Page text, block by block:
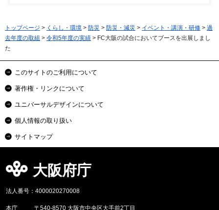
トップページ > くらし・環境 > 防災 > 防災・減災 > イベント・講演・研修 > 過
去年度の取組 > 令和5年度の実績 > FC大阪の試合においてブースを出展しまし
た
このサイトのご利用について
著作権・リンクについて
ユニバーサルデザインについて
個人情報の取り扱い
サイトマップ
大阪府庁
法人番号：4000020270008
本庁 〒540-8570 大阪市中央区大手前2丁目